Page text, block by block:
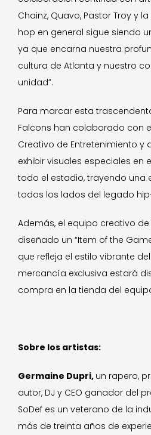
Chainz, Quavo, Pastor Troy y
hop en general sigue siendo
ya que encarna nuestra
cultura de Atlanta y nuestro
unidad”.
Para marcar esta
Falcons han colaborado con
Creativo de Entretenimiento y
exhibir visuales especiales en
todo el estadio, trayendo una
todos los lados del legado
Además, el equipo creativo
diseñado un “Item of the
que refleja el estilo vibrante
mercancía exclusiva estará
compra en la tienda del
Sobre los artistas:
Germaine Dupri, un rapero,
autor, DJ y CEO ganador del
SoDef es un veterano de la
más de treinta años de